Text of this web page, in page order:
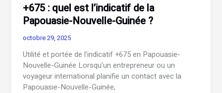
+675 : quel est l’indicatif de la
Papouasie-Nouvelle-Guinée ?
octobre 29, 2025
Utilité et portée de l’indicatif +675 en Papouasie-
Nouvelle-Guinée Lorsqu’un entrepreneur ou un
voyageur international planifie un contact avec la
Papouasie-Nouvelle-Guinée,